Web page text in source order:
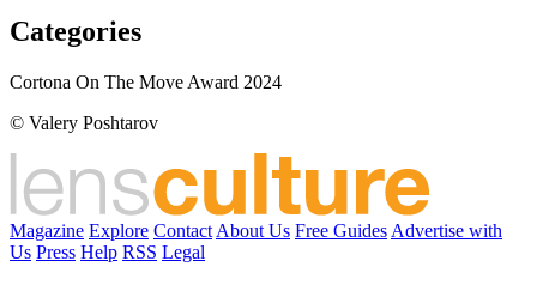
Categories
Cortona On The Move Award 2024
© Valery Poshtarov
Magazine Explore Contact About Us Free Guides Advertise with
Us Press Help RSS Legal